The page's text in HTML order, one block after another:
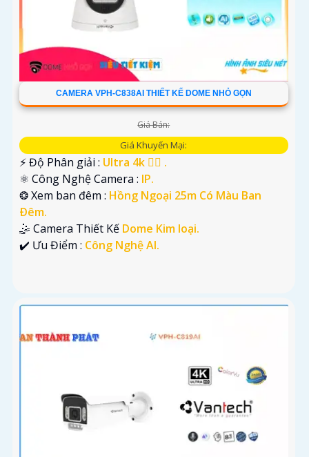
CAMERA VPH-C838AI THIẾT KẾ DOME NHỎ GỌN
Giá Bán:
Giá Khuyến Mại:
️⚡ Độ Phân giải : Ultra 4k 👍🏾 .
⚛️ Công Nghệ Camera : IP.
❂ Xem ban đêm : Hồng Ngoại 25m Có Màu Ban
Ðêm.
🤹 Camera Thiết Kế Dome Kim loại.
️✔️ Ưu Điểm : Công Nghệ AI.